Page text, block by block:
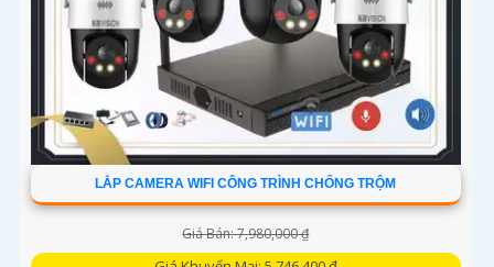
LẮP CAMERA WIFI CÔNG TRÌNH CHỐNG TRỘM
Giá Bán: 7,980,000 ₫